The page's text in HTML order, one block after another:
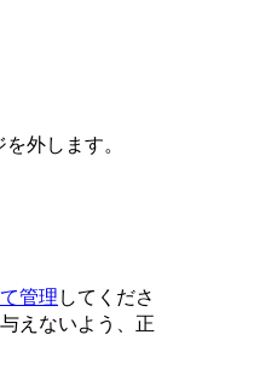
外します。
管理してくださ
えないよう、正